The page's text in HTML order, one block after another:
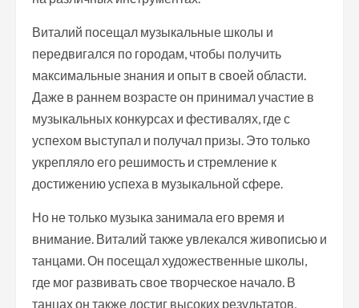
Виталий посещал музыкальные школы и
передвигался по городам, чтобы получить
максимальные знания и опыт в своей области.
Даже в раннем возрасте он принимал участие в
музыкальных конкурсах и фестивалях, где с
успехом выступал и получал призы. Это только
укрепляло его решимость и стремление к
достижению успеха в музыкальной сфере.
Но не только музыка занимала его время и
внимание. Виталий также увлекался живописью и
танцами. Он посещал художественные школы,
где мог развивать свое творческое начало. В
танцах он также достиг высоких результатов,